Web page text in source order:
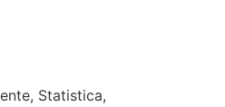
Statistica,